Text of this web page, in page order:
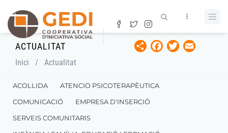
contingut
ACTUALITAT ShareFacebook
Twitter
Fil
Inici / Actualitat
ACOLLIDA
ATENCIO PSICOTERAPÈUTICA
COMUNICACIÓ
EMPRESA D'INSERCIÓ
SERVEIS COMUNITARIS